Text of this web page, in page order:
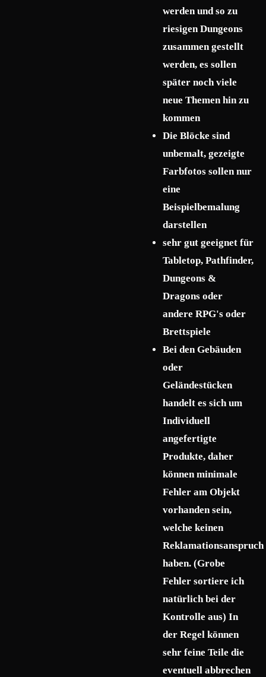
werden und so zu
riesigen Dungeons
zusammen gestellt
werden, es sollen
später noch viele
neue Themen hin zu
kommen
Die Blöcke sind
unbemalt, gezeigte
Farbfotos sollen nur
eine
Beispielbemalung
darstellen
sehr gut geeignet für
Tabletop, Pathfinder,
Dungeons &
Dragons oder
andere RPG's oder
Brettspiele
Bei den Gebäuden
oder
Geländestücken
handelt es sich um
Individuell
angefertigte
Produkte, daher
können minimale
Fehler am Objekt
vorhanden sein,
welche keinen
Reklamationsanspruch
haben. (Grobe
Fehler sortiere ich
natürlich bei der
Kontrolle aus) In
der Regel können
sehr feine Teile die
eventuell abbrechen